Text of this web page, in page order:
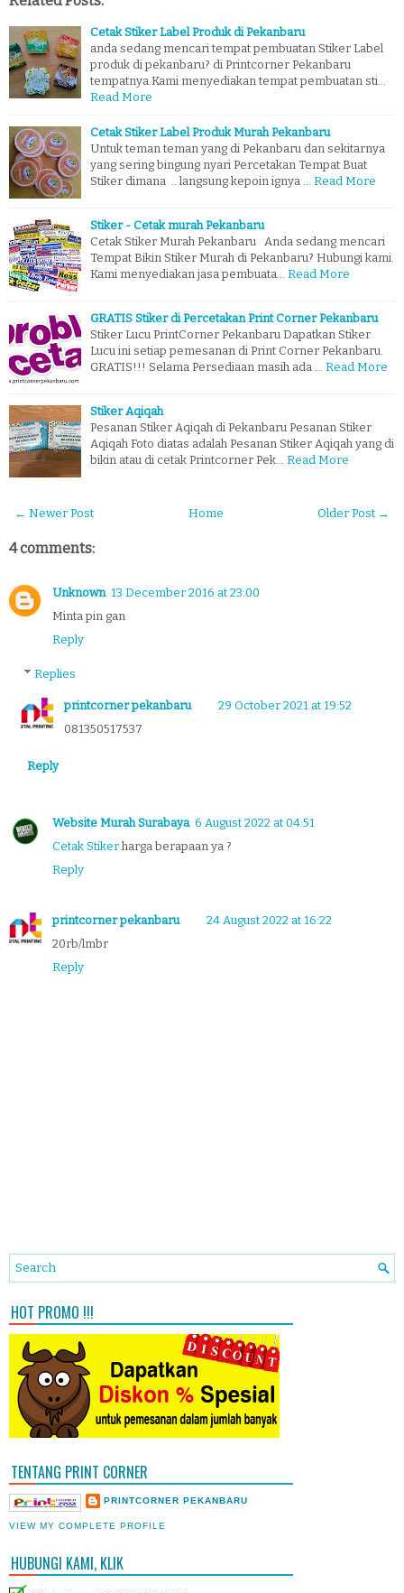
Cetak Stiker Label Produk di Pekanbaru
anda sedang mencari tempat pembuatan Stiker Label
produk di pekanbaru? di Printcorner Pekanbaru
tempatnya.Kami menyediakan tempat pembuatan sti…
Read More
Cetak Stiker Label Produk Murah Pekanbaru
Untuk teman teman yang di Pekanbaru dan sekitarnya
yang sering bingung nyari Percetakan Tempat Buat
Stiker dimana .. langsung kepoin ignya …
Read More
Stiker - Cetak murah Pekanbaru
Cetak Stiker Murah Pekanbaru Anda sedang mencari
Tempat Bikin Stiker Murah di Pekanbaru? Hubungi kami.
Kami menyediakan jasa pembuata…
Read More
GRATIS Stiker di Percetakan Print Corner Pekanbaru
Stiker Lucu PrintCorner Pekanbaru Dapatkan Stiker
Lucu ini setiap pemesanan di Print Corner Pekanbaru.
GRATIS!!! Selama Persediaan masih ada …
Read More
Stiker Aqiqah
Pesanan Stiker Aqiqah di Pekanbaru Pesanan Stiker
Aqiqah Foto diatas adalah Pesanan Stiker Aqiqah yang di
bikin atau di cetak Printcorner Pek…
Read More
← Newer Post Older Post →
Home
4 comments:
Unknown 13 December 2016 at 23:00
Minta pin gan
Reply
Replies
printcorner pekanbaru
29 October 2021 at 19:52
081350517537
Reply
Website Murah Surabaya 6 August 2022 at 04:51
Cetak Stiker harga berapaan ya ?
Reply
printcorner pekanbaru
24 August 2022 at 16:22
20rb/lmbr
Reply
HOT PROMO !!!
TENTANG PRINT CORNER
PRINTCORNER PEKANBARU
VIEW MY COMPLETE PROFILE
HUBUNGI KAMI, KLIK